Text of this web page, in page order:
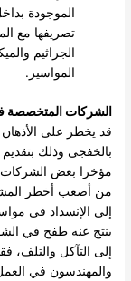
الموجودة
تصريفها مع
الجراثيم
المواسير.
الشركات المتخصصة
قد يخطر على
بالخفجى وذلك
مؤخرا بعض الشركات
من أصعب أخطر
إلى الإنسداد في
ينتج عنه طفح في
إلى التآكل والتلف،
والمهندسون في